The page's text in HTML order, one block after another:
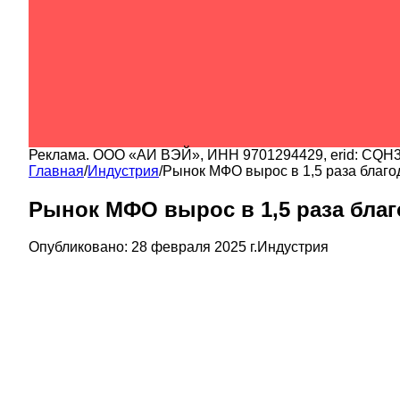
Реклама. ООО «АИ ВЭЙ», ИНН 9701294429, erid:
Главная/Индустрия/Рынок МФО вырос в 1,5 раза
Рынок МФО вырос в 1,5 раза
Опубликовано: 28 февраля 2025 г.Индустрия